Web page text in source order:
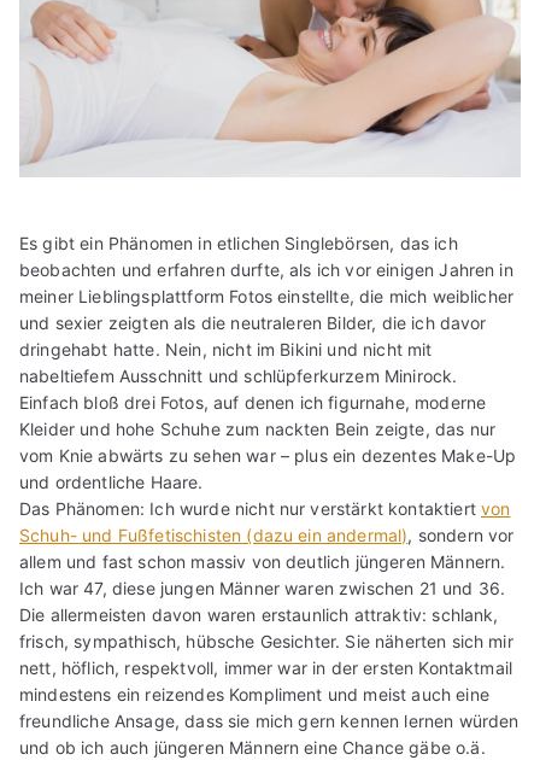
Es gibt ein Phänomen in etlichen Singlebörsen, das ich
beobachten und erfahren durfte, als ich vor einigen Jahren in
meiner Lieblingsplattform Fotos einstellte, die mich weiblicher
und sexier zeigten als die neutraleren Bilder, die ich davor
dringehabt hatte. Nein, nicht im Bikini und nicht mit
nabeltiefem Ausschnitt und schlüpferkurzem Minirock.
Einfach bloß drei Fotos, auf denen ich figurnahe, moderne
Kleider und hohe Schuhe zum nackten Bein zeigte, das nur
vom Knie abwärts zu sehen war – plus ein dezentes Make-Up
und ordentliche Haare.
Das Phänomen: Ich wurde nicht nur verstärkt kontaktiertvon
Schuh- und Fußfetischisten (dazu ein andermal), sondern vor
allem und fast schon massiv von deutlich jüngeren Männern.
Ich war 47, diese jungen Männer waren zwischen 21 und 36.
Die allermeisten davon waren erstaunlich attraktiv: schlank,
frisch, sympathisch, hübsche Gesichter. Sie näherten sich mir
nett, höflich, respektvoll, immer war in der ersten Kontaktmail
mindestens ein reizendes Kompliment und meist auch eine
freundliche Ansage, dass sie mich gern kennen lernen würden
und ob ich auch jüngeren Männern eine Chance gäbe o.ä.